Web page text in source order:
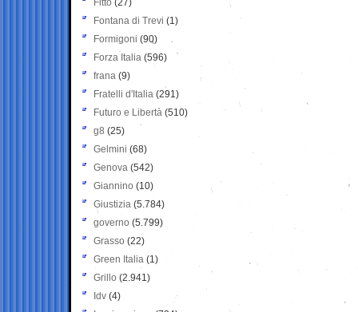
Fitto (27)
Fontana di Trevi (1)
Formigoni (90)
Forza Italia (596)
frana (9)
Fratelli d'Italia (291)
Futuro e Libertà (510)
g8 (25)
Gelmini (68)
Genova (542)
Giannino (10)
Giustizia (5.784)
governo (5.799)
Grasso (22)
Green Italia (1)
Grillo (2.941)
Idv (4)